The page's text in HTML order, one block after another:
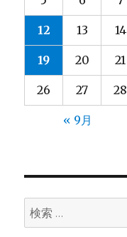
属
12 13 14
19 20 21
26 27 28
« 9月
検
索: